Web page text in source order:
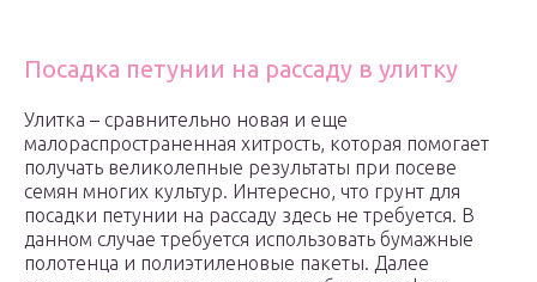
Посадка петунии на рассаду в улитку
Улитка – сравнительно новая и еще
малораспространенная хитрость, которая помогает
получать великолепные результаты при посеве
семян многих культур. Интересно, что грунт для
посадки петунии на рассаду здесь не требуется. В
данном случае требуется использовать бумажные
полотенца и полиэтиленовые пакеты. Далее